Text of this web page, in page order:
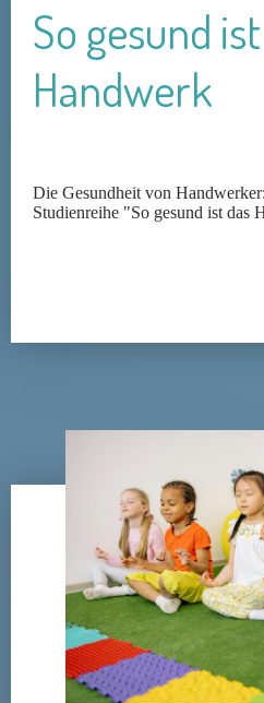
So gesund
Handwerk
Die Gesundheit von
Studienreihe "So gesund ist das